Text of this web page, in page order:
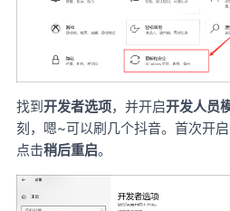
找到开发者选项，并开启开发人员
刻，嗯~可以刷几个抖音。首次开
点击稍后重启。